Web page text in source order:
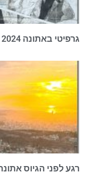
גרפיטי באתונה 2024
רגע לפני הגיוס אתונה